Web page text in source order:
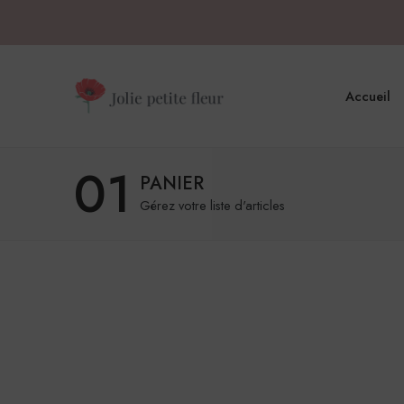
Accueil
01 PANIER
Gérez votre liste d'articles